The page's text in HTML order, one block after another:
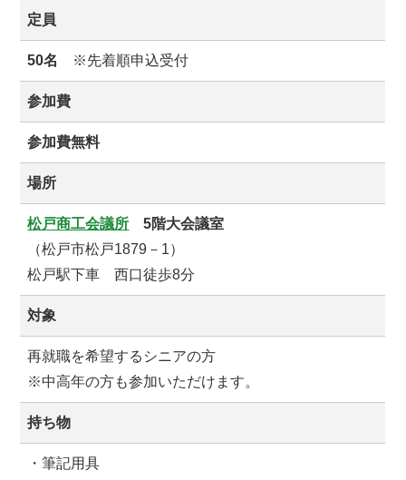
定員
50名 ※先着順申込受付
参加費
参加費無料
場所
松戸商工会議所 5階大会議室
（松戸市松戸1879－1）
松戸駅下車 西口徒歩8分
対象
再就職を希望するシニアの方
※中高年の方も参加いただけます。
持ち物
・筆記用具